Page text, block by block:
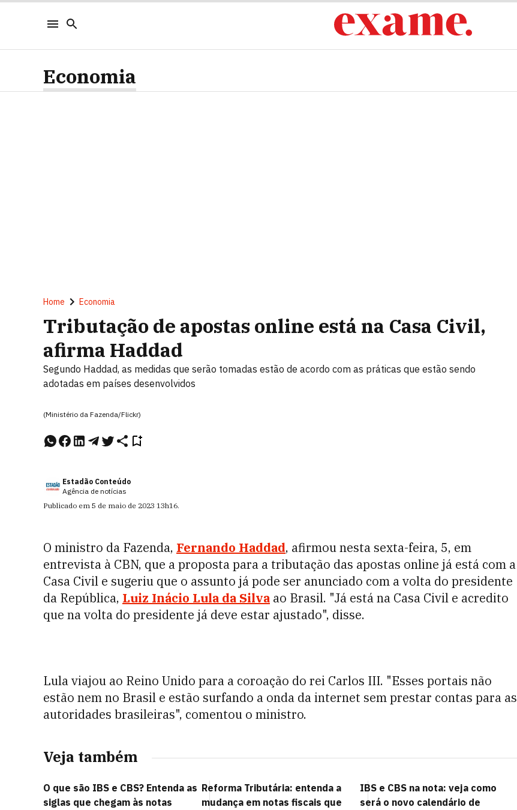
Economia
Home Economia
Tributação de apostas online está na Casa Civil,
afirma Haddad
Segundo Haddad, as medidas que serão tomadas estão de acordo com as práticas que estão sendo
adotadas em países desenvolvidos
(Ministério da Fazenda/Flickr)
Estadão Conteúdo
Agência de notícias
Publicado em 5 de maio de 2023 13h16.
O ministro da Fazenda, Fernando Haddad, afirmou nesta sexta-feira, 5, em
entrevista à CBN, que a proposta para a tributação das apostas online já está com a
Casa Civil e sugeriu que o assunto já pode ser anunciado com a volta do presidente
da República, Luiz Inácio Lula da Silva ao Brasil. "Já está na Casa Civil e acredito
que na volta do presidente já deve estar ajustado", disse.
Lula viajou ao Reino Unido para a coroação do rei Carlos III. "Esses portais não
estão nem no Brasil e estão surfando a onda da internet sem prestar contas para as
autoridades brasileiras", comentou o ministro.
Veja também
O que são IBS e CBS? Entenda as
siglas que chegam às notas
Reforma Tributária: entenda a
mudança em notas fiscais que
IBS e CBS na nota: veja como
será o novo calendário de